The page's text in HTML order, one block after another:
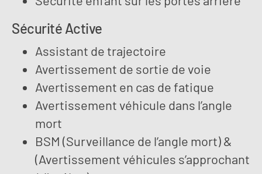
Sécurité Active
Assistant de trajectoire
Avertissement de sortie de voie
Avertissement en cas de fatique
Avertissement véhicule dans l’angle
mort
BSM (Surveillance de l’angle mort) &
(Avertissement véhicules s’approchant